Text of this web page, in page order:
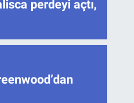
perdeyi açtı,